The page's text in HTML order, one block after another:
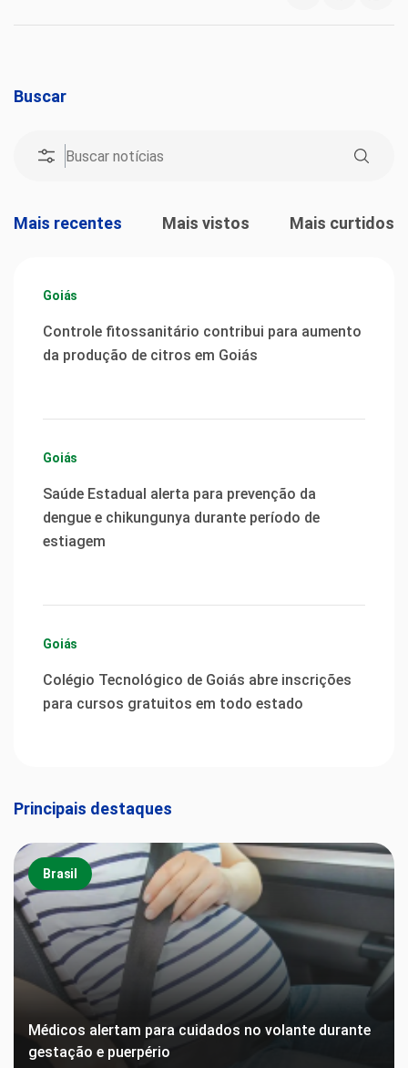
Buscar
Mais recentes Mais vistos Mais curtidos
Goiás
Controle fitossanitário contribui para aumento
da produção de citros em Goiás
Goiás
Saúde Estadual alerta para prevenção da
dengue e chikungunya durante período de
estiagem
Goiás
Colégio Tecnológico de Goiás abre inscrições
para cursos gratuitos em todo estado
Principais destaques
Brasil
Médicos alertam para cuidados no volante durante
gestação e puerpério